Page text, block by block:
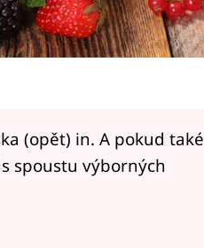
(opět) in. A pokud také
spoustu výborných